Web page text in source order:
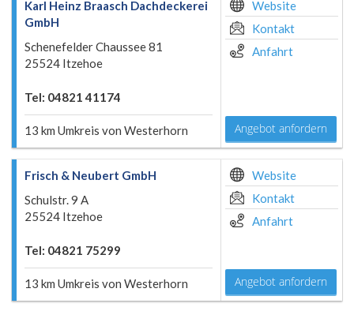
Karl Heinz Braasch Dachdeckerei
GmbH
Schenefelder Chaussee 81
25524 Itzehoe
Tel: 04821 41174
13 km Umkreis von Westerhorn
Website
Kontakt
Anfahrt
Angebot anfordern
Frisch & Neubert GmbH
Schulstr. 9 A
25524 Itzehoe
Tel: 04821 75299
13 km Umkreis von Westerhorn
Website
Kontakt
Anfahrt
Angebot anfordern